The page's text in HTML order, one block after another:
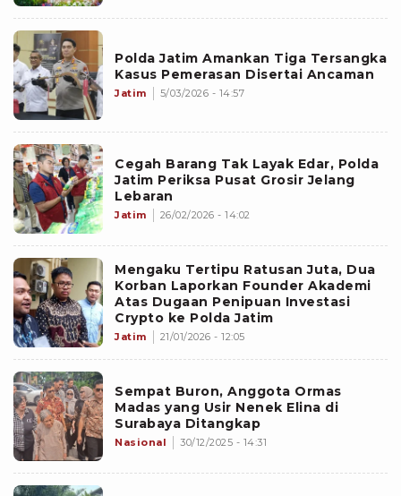
Polda Jatim Amankan Tiga Tersangka
Kasus Pemerasan Disertai Ancaman
Jatim 5/03/2026 - 14:57
Cegah Barang Tak Layak Edar, Polda
Jatim Periksa Pusat Grosir Jelang
Lebaran
Jatim 26/02/2026 - 14:02
Mengaku Tertipu Ratusan Juta, Dua
Korban Laporkan Founder Akademi
Atas Dugaan Penipuan Investasi
Crypto ke Polda Jatim
Jatim 21/01/2026 - 12:05
Sempat Buron, Anggota Ormas
Madas yang Usir Nenek Elina di
Surabaya Ditangkap
Nasional 30/12/2025 - 14:31